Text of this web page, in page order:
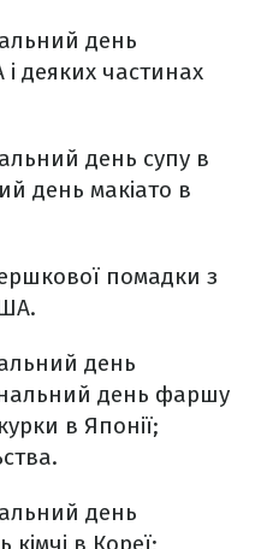
день
деяких частинах
день супу в
день макіато в
помадки з
день
день фаршу
в Японії;
день
в Кореї;